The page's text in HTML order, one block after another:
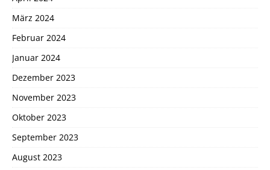
März 2024
Februar 2024
Januar 2024
Dezember 2023
November 2023
Oktober 2023
September 2023
August 2023